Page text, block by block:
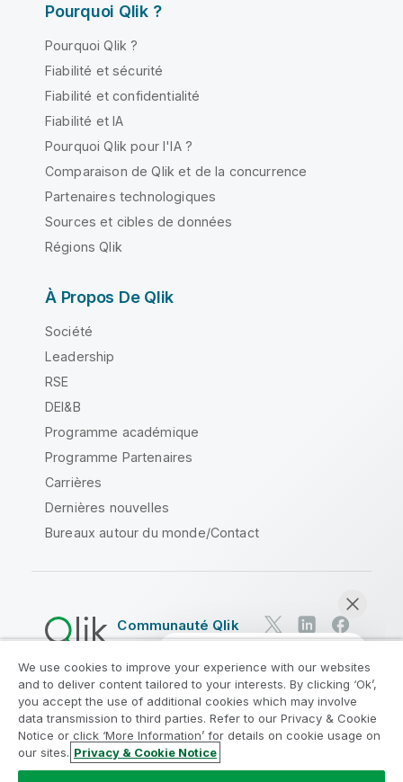
Discuter maintenant
Pourquoi Qlik ?
Pourquoi Qlik ?
Fiabilité et sécurité
Fiabilité et confidentialité
Fiabilité et IA
Pourquoi Qlik pour l'IA ?
Comparaison de Qlik et de la concurrence
Partenaires technologiques
Sources et cibles de données
Régions Qlik
À Propos De Qlik
Société
Leadership
RSE
DEI&B
Programme académique
Programme Partenaires
Carrières
Dernières nouvelles
Bureaux autour du monde/Contact
Communauté Qlik
Contrats juridiques
Conditions d'utilisation des produits
Legal Policies
Conditions légales
Conditions d'utilisation
Marques
Do Not Share My Info
We use cookies to improve your experience with our websites
and to deliver content tailored to your interests. By clicking ‘Ok’,
you accept the use of additional cookies which may involve
data transmission to third parties. Refer to our Privacy & Cookie
Notice or click ‘More Information’ for details on cookie usage on
our sites. Privacy & Cookie Notice